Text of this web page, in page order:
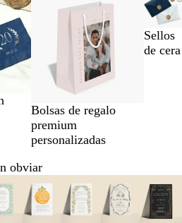
Bolsas de regalo
premium
personalizadas
Sellos
de cera
obviar